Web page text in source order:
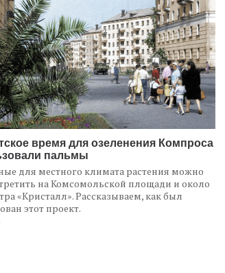
время для озеленения Компроса
пальмы
для местного климата растения можно
на Комсомольской площади и около
«Кристалл». Рассказываем, как был
этот проект.